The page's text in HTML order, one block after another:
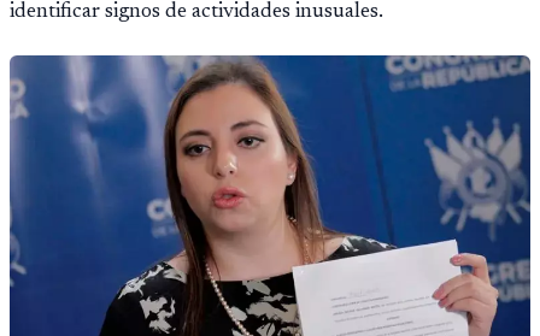
identificar signos de actividades inusuales.